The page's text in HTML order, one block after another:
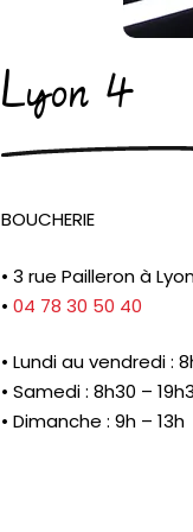
Lyon 4
BOUCHERIE
• 3 rue Pailleron à
• 04 78 30 50 40
• Lundi au vendredi :
• Samedi : 8h30 –
• Dimanche : 9h – 13h